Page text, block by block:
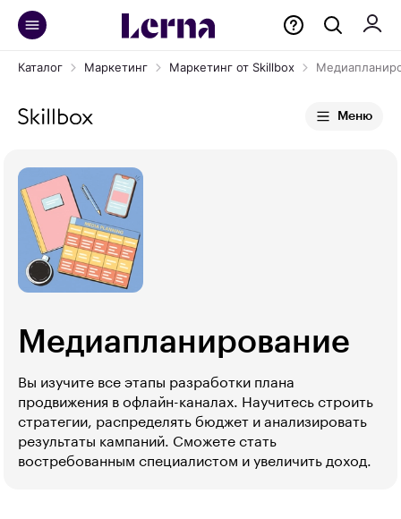
Каталог Маркетинг Маркетинг от Skillbox
Меню
Медиапланирова­ние
Вы изучите все этапы разработки плана
продвижения в офлайн-каналах. Научитесь строить
стратегии, распределять бюджет и анализировать
результаты кампаний. Сможете стать
востребованным специалистом и увеличить доход.